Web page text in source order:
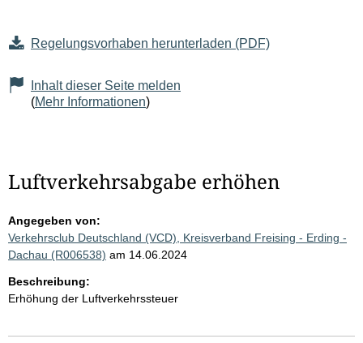
Regelungsvorhaben herunterladen (PDF)
Inhalt dieser Seite melden
(Mehr Informationen)
Luftverkehrsabgabe erhöhen
Angegeben von:
Verkehrsclub Deutschland (VCD), Kreisverband Freising - Erding -
Dachau (R006538) am 14.06.2024
Beschreibung:
Erhöhung der Luftverkehrssteuer